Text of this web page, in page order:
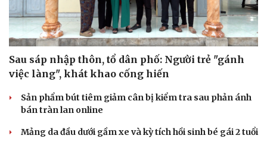
Sức khỏe
Cây thuốc
Sản phụ khoa
Nam khoa
Đời sống
Blog
Sau sáp nhập thôn, tổ dân phố: Người trẻ "gánh
việc làng", khát khao cống hiến
Sản phẩm bút tiêm giảm cân bị kiểm tra sau phản ánh
bán tràn lan online
Mảng da đầu dưới gầm xe và kỳ tích hồi sinh bé gái 2 tuổi